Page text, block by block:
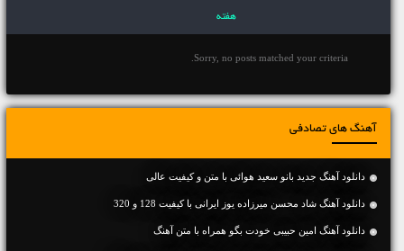
هفته
Sorry, no posts matched your criteria.
آهنگ های تصادفی
دانلود آهنگ جديد بانو سعید هوائی با متن و کیفیت عالی
دانلود آهنگ شاد محسن میرزاده یوز ایرانی با کیفیت 128 و 320
دانلود آهنگ امین حبیبی خودت بگو همراه با متن آهنگ